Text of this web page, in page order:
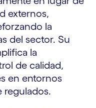
externos,
la
del sector. Su
la
de calidad,
en entornos
regulados.